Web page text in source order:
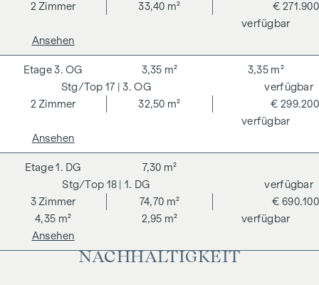
2Zimmer 33,40 m²
€ 271.900
verfügbar
Ansehen
17 | 3. OG
3. OG
2Zimmer 32,50 m²
3,35 m² 3,35 m²
€ 299.200
verfügbar
verfügbar
Ansehen
18 | 1. DG
1. DG
3Zimmer 74,70 m²
7,30 m²
4,35 m² 2,95 m²
€ 690.100
verfügbar
verfügbar
Ansehen
NACHHALTIGKEIT